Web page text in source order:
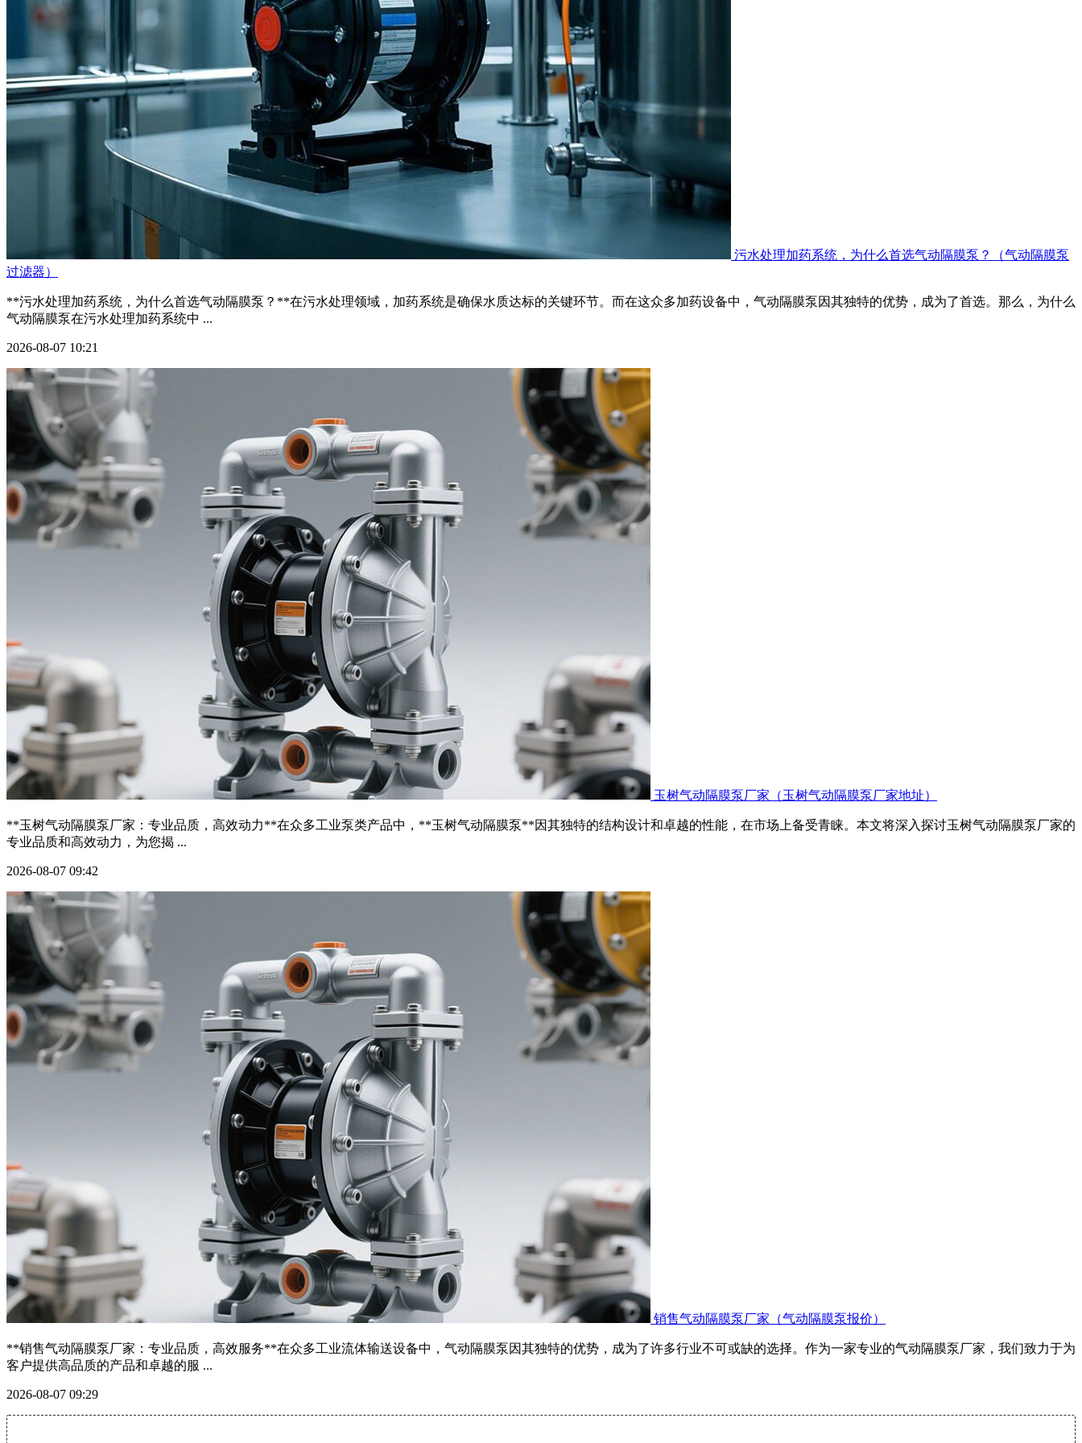
污水处理加药系统，为什么首选气动隔膜泵？（气动隔膜泵
过滤器）
**污水处理加药系统，为什么首选气动隔膜泵？**在污水处理领域，加药系统是确保水质达标的关键环节。而在这众多加药设备中，气动隔膜泵因其独特的优势，成为了首选。那么，为什么
气动隔膜泵在污水处理加药系统中 ...
2026-08-07 10:21
玉树气动隔膜泵厂家（玉树气动隔膜泵厂家地址）
**玉树气动隔膜泵厂家：专业品质，高效动力**在众多工业泵类产品中，**玉树气动隔膜泵**因其独特的结构设计和卓越的性能，在市场上备受青睐。本文将深入探讨玉树气动隔膜泵厂家的
专业品质和高效动力，为您揭 ...
2026-08-07 09:42
销售气动隔膜泵厂家（气动隔膜泵报价）
**销售气动隔膜泵厂家：专业品质，高效服务**在众多工业流体输送设备中，气动隔膜泵因其独特的优势，成为了许多行业不可或缺的选择。作为一家专业的气动隔膜泵厂家，我们致力于为
客户提供高品质的产品和卓越的服 ...
2026-08-07 09:29